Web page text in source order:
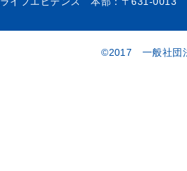
©2017 一般社団